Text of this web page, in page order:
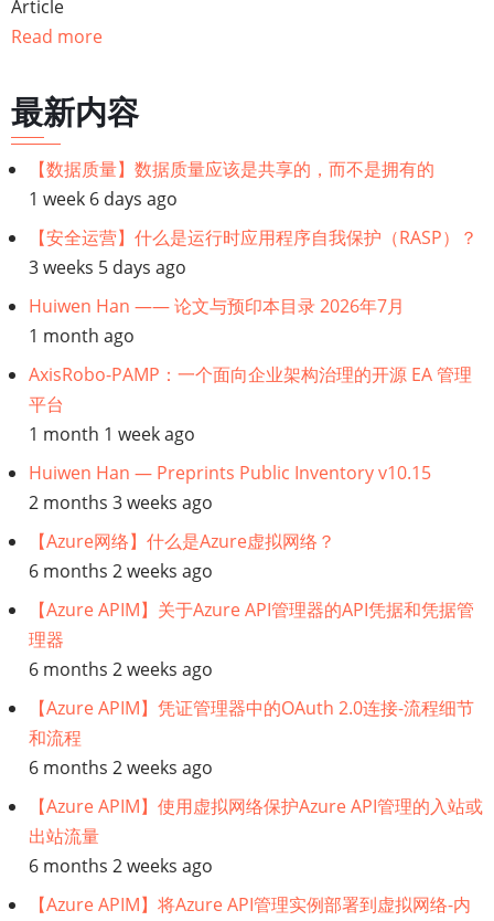
籍
历
链
接：
【容
器
云】
Kubernetes
API
访
问
安
全
加
固
(1)
Article
Read more
最新内容
【数据质量】数据质量应该是共享的，而不是拥有的
1 week 6 days ago
【安全运营】什么是运行时应用程序自我保护（RASP）？
3 weeks 5 days ago
Huiwen Han —— 论文与预印本目录 2026年7月
1 month ago
AxisRobo-PAMP：一个面向企业架构治理的开源 EA 管理
平台
1 month 1 week ago
Huiwen Han — Preprints Public Inventory v10.15
2 months 3 weeks ago
【Azure网络】什么是Azure虚拟网络？
6 months 2 weeks ago
【Azure APIM】关于Azure API管理器的API凭据和凭据管
理器
6 months 2 weeks ago
【Azure APIM】凭证管理器中的OAuth 2.0连接-流程细节
和流程
6 months 2 weeks ago
【Azure APIM】使用虚拟网络保护Azure API管理的入站或
出站流量
6 months 2 weeks ago
【Azure APIM】将Azure API管理实例部署到虚拟网络-内